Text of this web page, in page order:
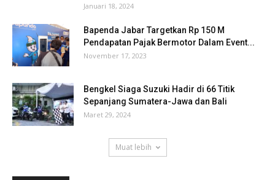
Januari 18, 2024
Bapenda Jabar Targetkan Rp 150 M
Pendapatan Pajak Bermotor Dalam Event...
November 17, 2023
Bengkel Siaga Suzuki Hadir di 66 Titik
Sepanjang Sumatera-Jawa dan Bali
Maret 29, 2024
Muat lebih